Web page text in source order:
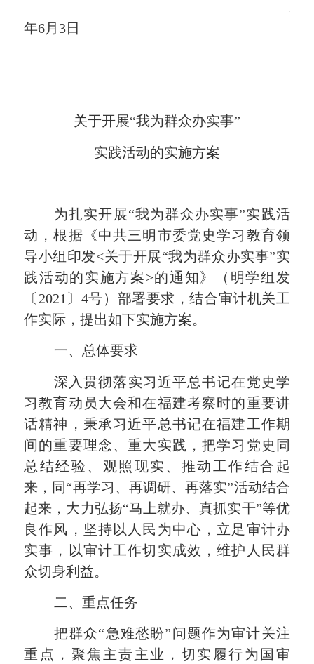
年6月 3日
关于开展“我为群众办实事”
实践活动的实施方案
为扎实开展“我为群众办实事”实践活
动，根据《中共三明市委党史学习教育领
导小组印发<关于开展“我为群众办实事”实
践活动的实施方案>的通知》（明学组发
〔 2021 〕 4号）部署要求，结合审计机关工
作实际，提出如下实施方案。
一、总体要求
深入贯彻落实习近平总书记在党史学
习教育动员大会和在福建考察时的重要讲
话精神，秉承习近平总书记在福建工作期
间的重要理念、重大实践，把学习党史同
总结经验、观照现实、推动工作结合起
来，同“再学习、再调研、再落实”活动结合
起来，大力弘扬“马上就办、真抓实干”等优
良作风，坚持以人民为中心，立足审计办
实事，以审计工作切实成效，维护人民群
众切身利益。
二、重点任务
把群众“急难愁盼”问题作为审计关注
重点，聚焦主责主业，切实履行为国审